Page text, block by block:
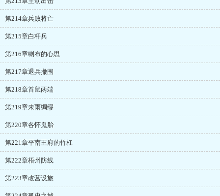
第214章兵败将亡
第215章白杆兵
第216章喇布的心思
第217章退兵撤围
第218章首鼠两端
第219章未雨绸缪
第220章各怀鬼胎
第221章平南王府的竹杠
第222章梧州防线
第223章改营设旅